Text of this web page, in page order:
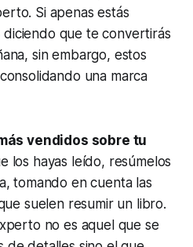
Si apenas estás
que te convertirás
sin embargo, estos
una marca
vendidos sobre tu
los hayas leído, resúmelos
tomando en cuenta las
suelen resumir un libro.
no es aquel que se